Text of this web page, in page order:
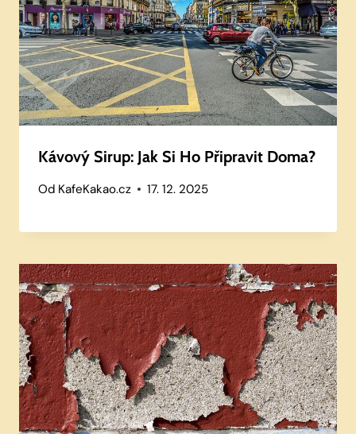
Kávový Sirup: Jak Si Ho Připravit Doma?
Od KafeKakao.cz 17. 12. 2025